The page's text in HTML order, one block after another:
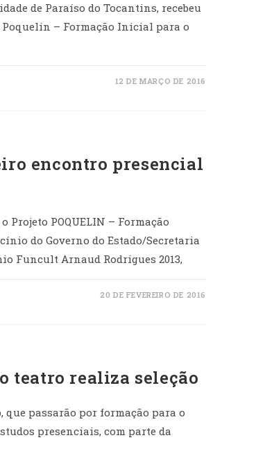
de Paraíso do Tocantins, recebeu
– Formação Inicial para o
12 DE MARÇO DE 2016
encontro presencial
Projeto POQUELIN – Formação
do Governo do Estado/Secretaria
Funcult Arnaud Rodrigues 2013,
20 DE FEVEREIRO DE 2016
teatro realiza seleção
que passarão por formação para o
presenciais, com parte da